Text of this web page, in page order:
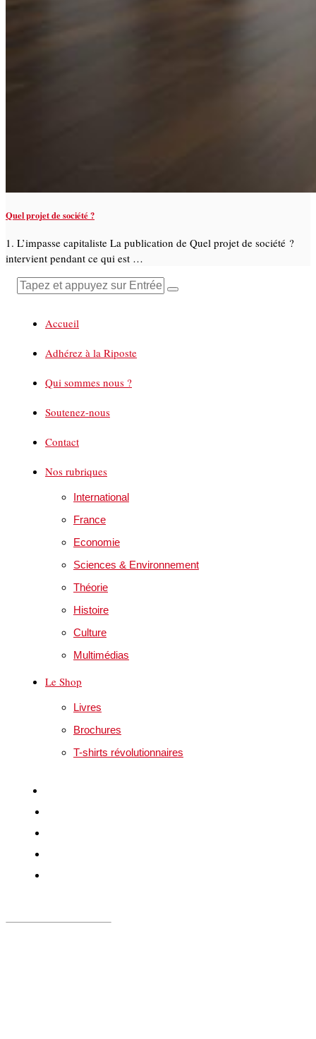
Quel projet de société ?
1. L’impasse capitaliste La publication de Quel projet de société ?
intervient pendant ce qui est …
Accueil
Adhérez à la Riposte
Qui sommes nous ?
Soutenez-nous
Contact
Nos rubriques
International
France
Economie
Sciences & Environnement
Théorie
Histoire
Culture
Multimédias
Le Shop
Livres
Brochures
T-shirts révolutionnaires